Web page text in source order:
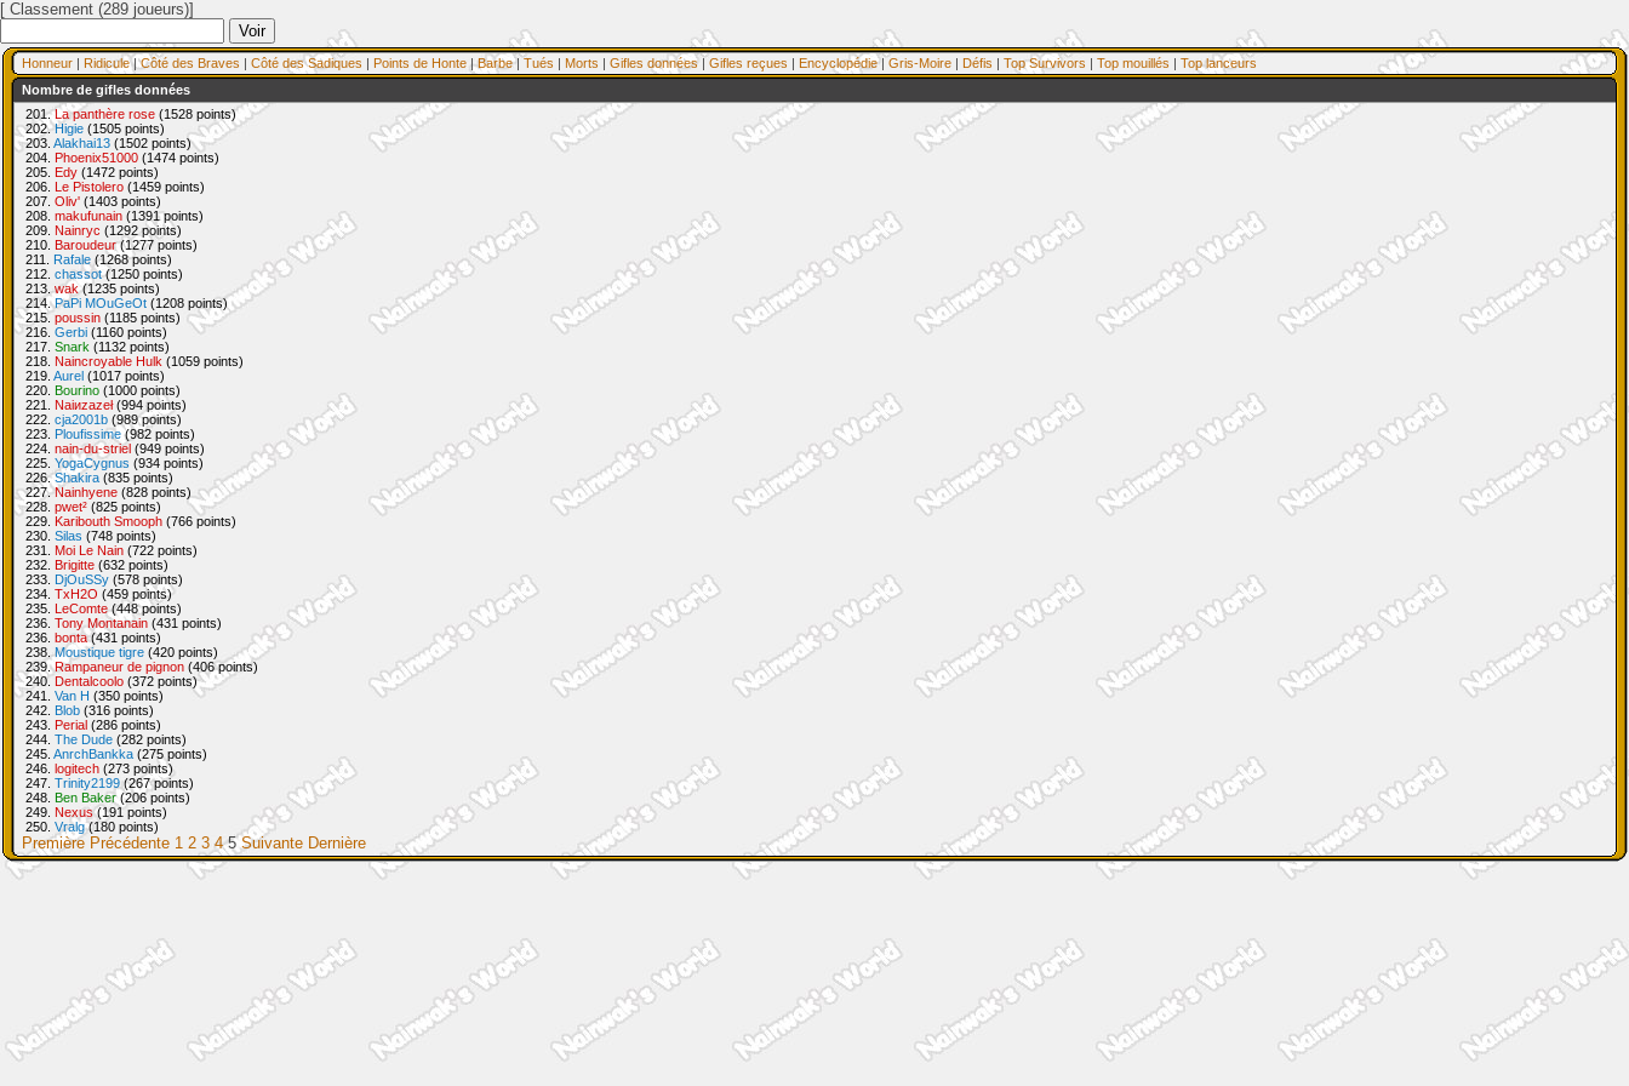
[ Classement (289 joueurs)]
Honneur | Ridicule|Côté des Braves | Côté des Sadiques | Points de Honte |Barbe| Tués | Morts | Gifles données | Gifles reçues | Encyclopédie| Gris-Moire | Défis | Top Survivors | Top mouillés | Top lanceurs
Nombre de gifles données
201.La panthère rose (1528 points)
202.Higie (1505 points)
203. Alakhai13 (1502 points)
204. Phoenix51000 (1474 points)
205. Edy (1472 points)
206. Le Pistolero (1459 points)
207. Oliv' (1403 points)
208. makufunain (1391 points)
209. Nainryc (1292 points)
210. Baroudeur(1277 points)
211. Rafale (1268 points)
212. chassot(1250 points)
213.wak(1235 points)
214.PaPi MOuGeOt (1208 points)
215. poussin (1185 points)
216. Gerbi (1160 points)
217. Snark (1132 points)
218. Naincroyable Hulk (1059 points)
219. Aurel (1017 points)
220. Bourino (1000 points)
221. Naiиzazeł(994 points)
222. cja2001b (989 points)
223. Ploufissime(982 points)
224. nain-du-striel (949 points)
225. YogaCygnus (934 points)
226.Shakira (835 points)
227.Nainhyene (828 points)
228. pwet² (825 points)
229. Karibouth Smooph (766 points)
230. Silas (748 points)
231. Moi Le Nain (722 points)
232. Brigitte (632 points)
233. DjOuSSy (578 points)
234. TxH2O (459 points)
235. LeComte(448 points)
236. Tony Montanain (431 points)
236. bonta(431 points)
238.Moustique tigre (420 points)
239.Rampaneur de pignon (406 points)
240. Dentalcoolo (372 points)
241. Van H (350 points)
242. Blob (316 points)
243. Perial (286 points)
244. The Dude (282 points)
245. AnrchBankka (275 points)
246. logitech (273 points)
247. Trinity2199 (267 points)
248. Ben Baker (206 points)
249. Nexus(191 points)
250. Vralg(180 points)
Première Précédente 1 2 3 45Suivante Dernière